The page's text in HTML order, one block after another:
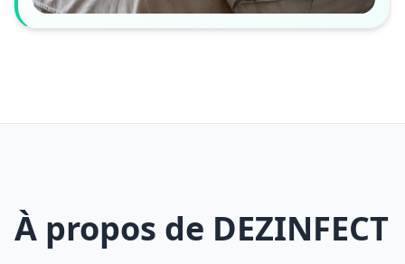
À propos de DEZINFECT